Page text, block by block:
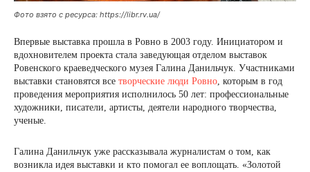
Фото взято с ресурса: https://libr.rv.ua/
Впервые выставка прошла в Ровно в 2003 году. Инициатором и
вдохновителем проекта стала заведующая отделом выставок
Ровенского краеведческого музея Галина Данильчук. Участниками
выставки становятся все творческие люди Ровно, которым в год
проведения мероприятия исполнилось 50 лет: профессиональные
художники, писатели, артисты, деятели народного творчества,
ученые.
Галина Данильчук уже рассказывала журналистам о том, как
возникла идея выставки и кто помогал ее воплощать. «Золотой